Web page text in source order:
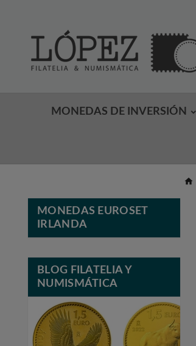
MONEDAS DE INVERSIÓN
MONEDAS EUROSET
IRLANDA
BLOG FILATELIA Y
NUMISMÁTICA